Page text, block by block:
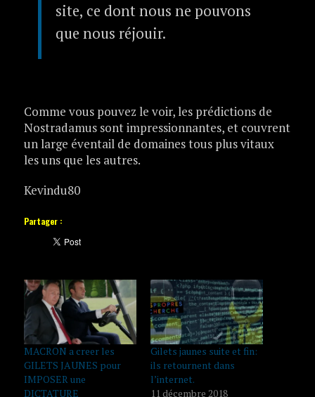
site, ce dont nous ne pouvons
que nous réjouir.
Comme vous pouvez le voir, les prédictions de
Nostradamus sont impressionnantes, et couvrent
un large éventail de domaines tous plus vitaux
les uns que les autres.
Kevindu80
Partager :
MACRON a creer les
GILETS JAUNES pour
IMPOSER une
DICTATURE
Gilets jaunes suite et fin:
ils retournent dans
l’internet.
11 décembre 2018